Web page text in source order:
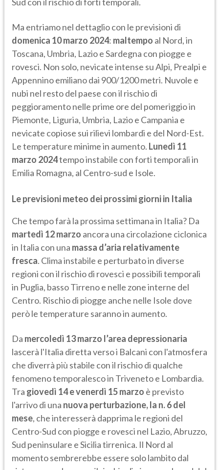
Ma entriamo nel dettaglio con le previsioni di
domenica 10 marzo 2024: maltempo al Nord, in
Toscana, Umbria, Lazio e Sardegna con piogge e
rovesci. Non solo, nevicate intense su Alpi, Prealpi e
Appennino emiliano dai 900/1200 metri. Nuvole e
nubi nel resto del paese con il rischio di
peggioramento nelle prime ore del pomeriggio in
Piemonte, Liguria, Umbria, Lazio e Campania e
nevicate copiose sui rilievi lombardi e del Nord-Est.
Le temperature minime in aumento. Lunedì 11
marzo 2024tempo instabile con forti temporali in
Emilia Romagna, al Centro-sud e Isole.
Le previsioni meteo dei prossimi giorni in Italia
Che tempo farà la prossima settimana in Italia? Da
martedì 12 marzo ancora una circolazione ciclonica
in Italia con una massa d’aria relativamente
fresca. Clima instabile e perturbato in diverse
regioni con il rischio di rovesci e possibili temporali
in Puglia, basso Tirreno e nelle zone interne del
Centro. Rischio di piogge anche nelle Isole dove
però le temperature saranno in aumento.
Da mercoledì 13 marzo l’area depressionaria
lascerà l'Italia diretta verso i Balcani con l'atmosfera
che diverrà più stabile con il rischio di qualche
fenomeno temporalesco in Triveneto e Lombardia.
Tra giovedì 14 e venerdì 15 marzo è previsto
l'arrivo di una nuova perturbazione, la n. 6 del
mese, che interesserà dapprima le regioni del
Centro-Sud con piogge e rovesci nel Lazio, Abruzzo,
Sud peninsulare e Sicilia tirrenica. Il Nord al
momento sembrerebbe essere solo lambito dal